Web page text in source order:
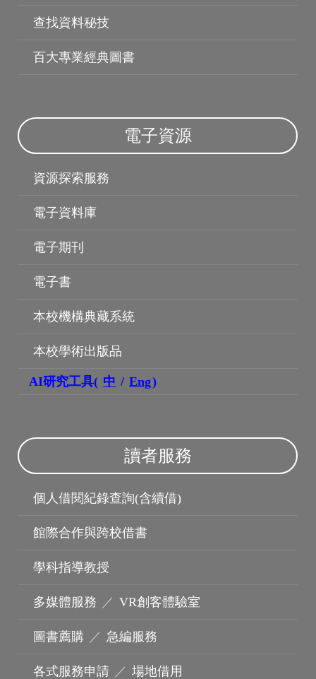
查找資料秘技
百大專業經典圖書
電子資源
資源探索服務
電子資料庫
電子期刊
電子書
本校機構典藏系統
本校學術出版品
AI研究工具( 中 / Eng)
讀者服務
個人借閱紀錄查詢(含續借)
館際合作與跨校借書
學科指導教授
多媒體服務 ／ VR創客體驗室
圖書薦購 ／ 急編服務
各式服務申請 ／ 場地借用